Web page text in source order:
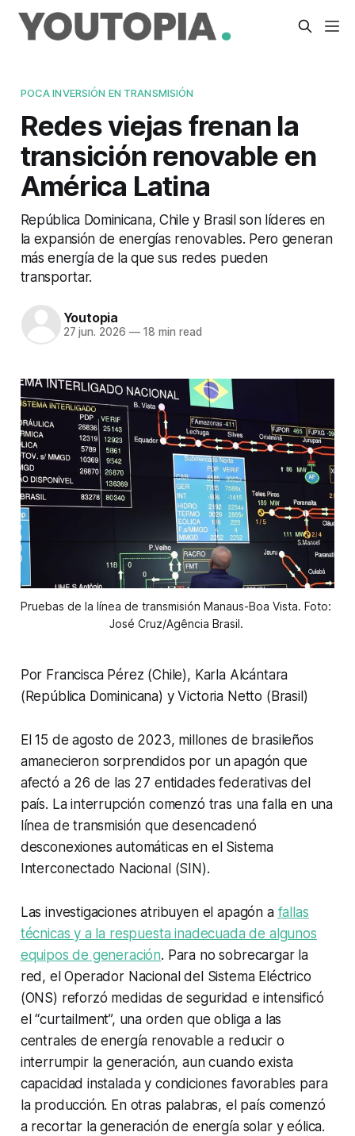
POCA INVERSIÓN EN TRANSMISIÓN
Redes viejas frenan la
transición renovable en
América Latina
República Dominicana, Chile y Brasil son líderes en
la expansión de energías renovables. Pero generan
más energía de la que sus redes pueden
transportar.
Youtopia
27 jun. 2026 —18 min read
Pruebas de la línea de transmisión Manaus-Boa Vista. Foto:
José Cruz/Agência Brasil.
Por Francisca Pérez (Chile), Karla Alcántara
(República Dominicana) y Victoria Netto (Brasil)
El 15 de agosto de 2023, millones de brasileños
amanecieron sorprendidos por un apagón que
afectó a 26 de las 27 entidades federativas del
país. La interrupción comenzó tras una falla en una
línea de transmisión que desencadenó
desconexiones automáticas en el Sistema
Interconectado Nacional (SIN).
Las investigaciones atribuyen el apagón a fallas
técnicas y a la respuesta inadecuada de algunos
equipos de generación. Para no sobrecargar la
red, el Operador Nacional del Sistema Eléctrico
(ONS) reforzó medidas de seguridad e intensificó
el “curtailment”, una orden que obliga a las
centrales de energía renovable a reducir o
interrumpir la generación, aun cuando exista
capacidad instalada y condiciones favorables para
la producción. En otras palabras, el país comenzó
a recortar la generación de energía solar y eólica.